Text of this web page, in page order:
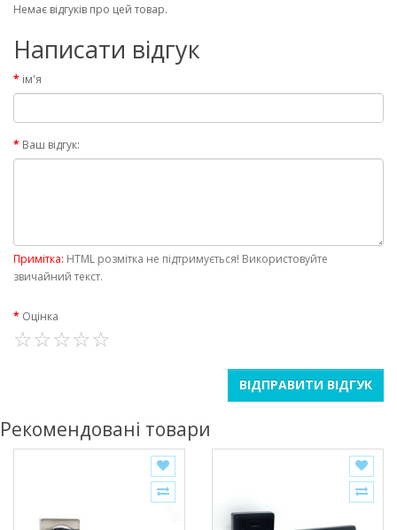
Немає відгуків про цей товар.
Написати відгук
ім'я
Ваш відгук:
Примітка: HTML розмітка не підтримується! Використовуйте
звичайний текст.
Оцінка
ВІДПРАВИТИ ВІДГУК
Рекомендовані товари